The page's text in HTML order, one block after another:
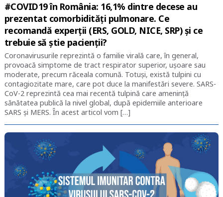
#COVID19 în România: 16,1% dintre decese au
prezentat comorbidități pulmonare. Ce
recomandă experții (ERS, GOLD, NICE, SRP) și ce
trebuie să știe pacienții?
Coronavirusurile reprezintă o familie virală care, în general,
provoacă simptome de tract respirator superior, ușoare sau
moderate, precum răceala comună. Totuși, există tulpini cu
contagiozitate mare, care pot duce la manifestări severe. SARS-
CoV-2 reprezintă cea mai recentă tulpină care amenință
sănătatea publică la nivel global, după epidemiile anterioare
SARS și MERS. În acest articol vom […]